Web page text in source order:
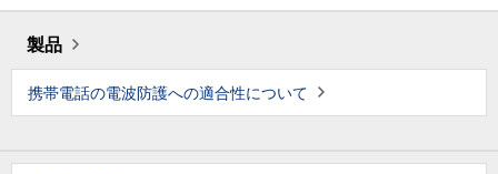
製品
携帯電話の電波防護への適合性について